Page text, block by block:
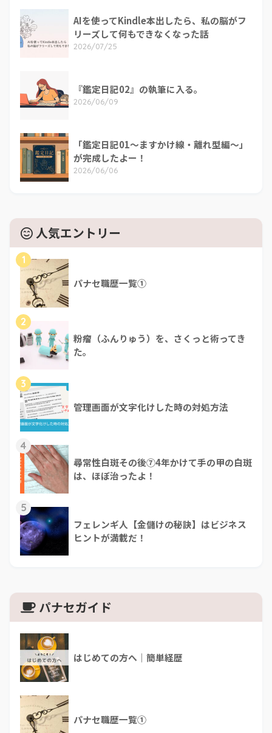
AIを使ってKindle本出したら、私の脳がフ
リーズして何もできなくなった話
2026/07/25
『鑑定日記02』の執筆に入る。
2026/06/09
「鑑定日記01～ますかけ線・離れ型編～」
が完成したよー！
2026/06/06
人気エントリー
1
パナセ職歴一覧①
2
粉瘤（ふんりゅう）を、さくっと術ってき
た。
3
管理画面が文字化けした時の対処方法
4
尋常性白斑その後⑦4年かけて手の甲の白斑
は、ほぼ治ったよ！
5
フェレンギ人【金儲けの秘訣】はビジネス
ヒントが満載だ！
パナセガイド
はじめての方へ｜簡単経歴
パナセ職歴一覧①